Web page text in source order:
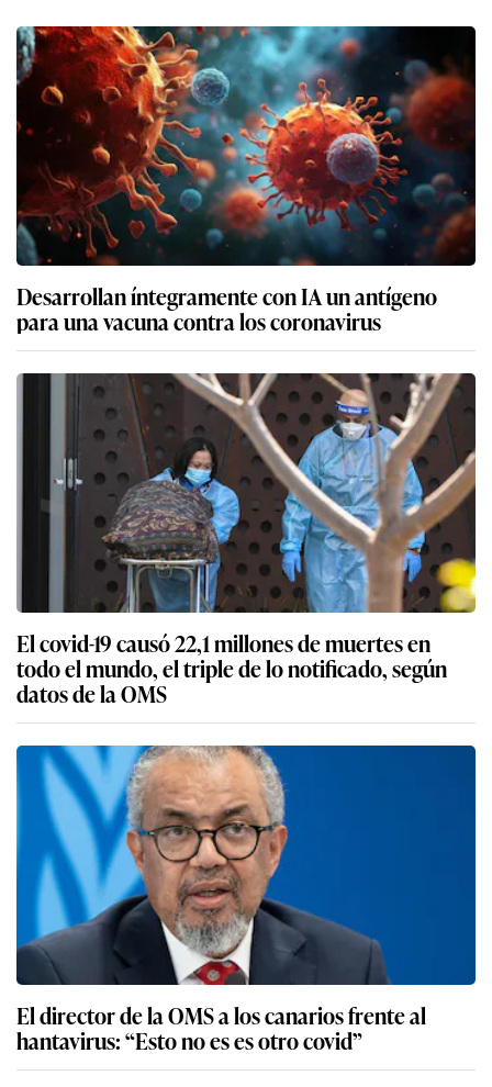
Desarrollan íntegramente con IA un antígeno
para una vacuna contra los coronavirus
El covid-19 causó 22,1 millones de muertes en
todo el mundo, el triple de lo notificado, según
datos de la OMS
El director de la OMS a los canarios frente al
hantavirus: “Esto no es es otro covid”